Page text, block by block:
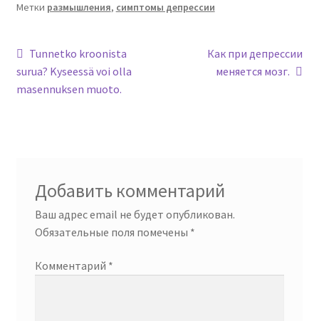
Метки размышления, симптомы депрессии
Навигация
по
Предыдущая
запись:
Tunnetko kroonista
surua? Kyseessä voi olla
masennuksen muoto.
Следующая
запись:
Как при депрессии
меняется мозг.
Добавить комментарий
Ваш адрес email не будет опубликован.
Обязательные поля помечены *
Комментарий *